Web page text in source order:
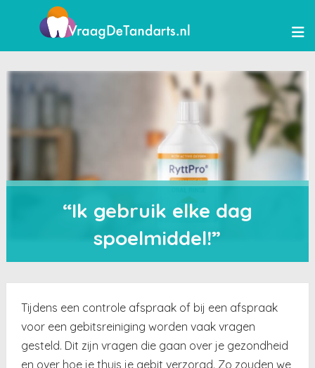
“Ik gebruik elke dag
spoelmiddel!”
Tijdens een controle afspraak of bij een afspraak
voor een gebitsreiniging worden vaak vragen
gesteld. Dit zijn vragen die gaan over je gezondheid
en over hoe je thuis je gebit verzorgd. Zo zouden we